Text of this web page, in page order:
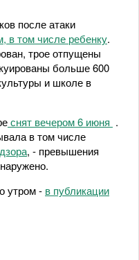
после атаки
в том числе ребенку.
трое отпущены
больше 600
и школе в
снят вечером 6 июня .
в том числе
, - превышения
утром - в публикации